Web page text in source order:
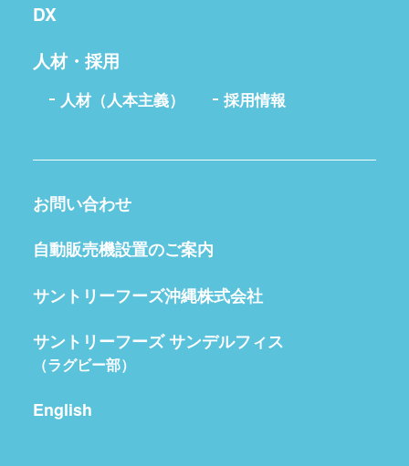
DX
人材・採用
人材（人本主義） 採用情報
お問い合わせ
自動販売機設置のご案内
サントリーフーズ沖縄株式会社
サントリーフーズ サンデルフィス
（ラグビー部）
English